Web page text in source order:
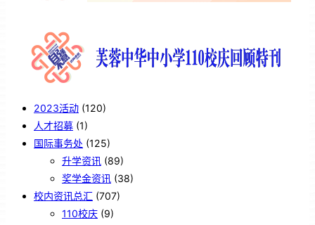
2023活动 (120)
人才招募 (1)
国际事务处 (125)
升学资讯 (89)
奖学金资讯 (38)
校内资讯总汇 (707)
110校庆 (9)